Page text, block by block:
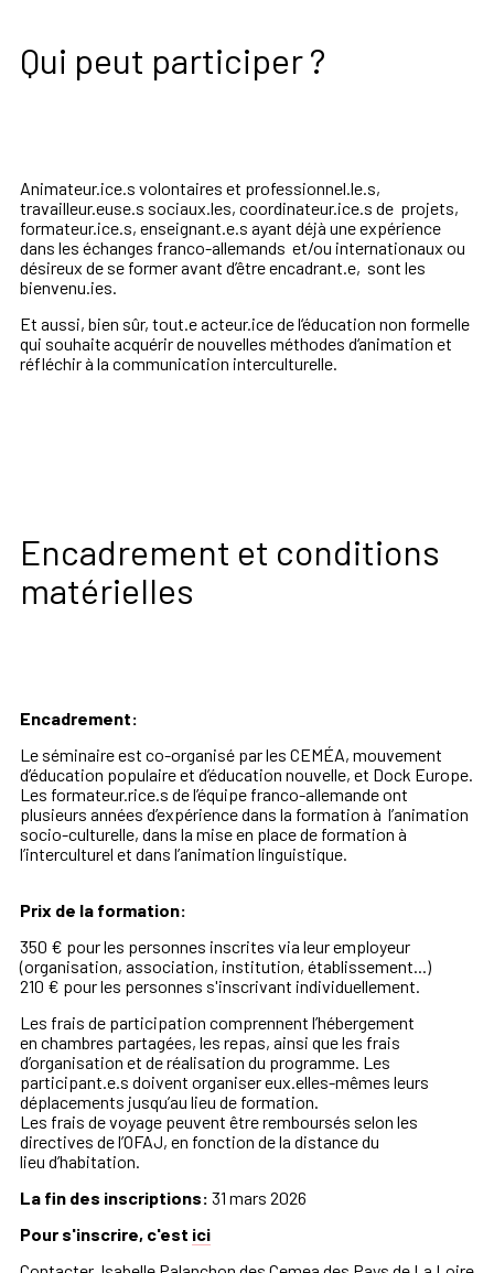
Qui peut participer ?
Animateur.ice.s volontaires et professionnel.le.s,
travailleur.euse.s sociaux.les, coordinateur.ice.s de projets,
formateur.ice.s, enseignant.e.s ayant déjà une expérience
dans les échanges franco-allemands et/ou internationaux ou
désireux de se former avant d’être encadrant.e, sont les
bienvenu.ies.
Et aussi, bien sûr, tout.e acteur.ice de l‘éducation non formelle
qui souhaite acquérir de nouvelles méthodes d‘animation et
réfléchir à la communication interculturelle.
Encadrement et conditions
matérielles
Encadrement:
Le séminaire est co-organisé par les CEMÉA, mouvement
d’éducation populaire et d’éducation nouvelle, et Dock Europe.
Les formateur.rice.s del’équipe franco-allemande ont
plusieurs années d’expérience dans la formation à l’animation
socio-culturelle, dans la miseen place de formation à
l’interculturel et dans l’animation linguistique.
Prix de la formation:
350 € pour les personnes inscrites via leur employeur
(organisation, association, institution, établissement...)
210 € pour les personnes s'inscrivant individuellement.
Les frais de participation comprennent l’hébergement
en chambres partagées, les repas, ainsi que les frais
d’organisation et de réalisation du programme. Les
participant.e.s doivent organiser eux.elles-mêmes leurs
déplacements jusqu’au lieu de formation.
Les frais de voyage peuvent être remboursés selon les
directives de l’OFAJ, en fonction de la distance du
lieu d’habitation.
La fin des inscriptions: 31 mars 2026
Pour s'inscrire, c'est ici